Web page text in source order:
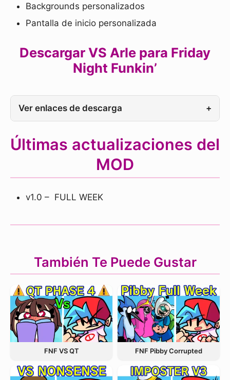
Backgrounds personalizados
Pantalla de inicio personalizada
Descargar VS Arle para Friday
Night Funkin’
Ver enlaces de descarga +
Últimas actualizaciones del
MOD
v1.0 – FULL WEEK
También Te Puede Gustar
FNF VS QT FNF Pibby Corrupted